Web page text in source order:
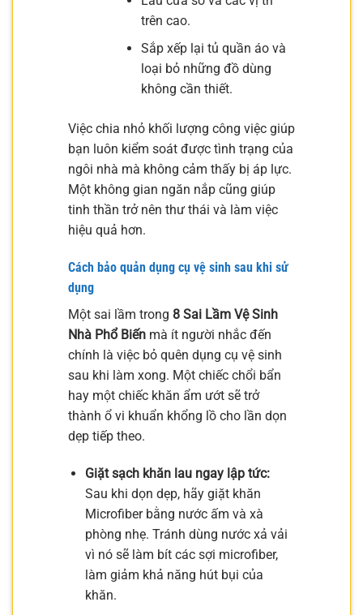
trên cao.
Sắp xếp lại tủ quần áo và
loại bỏ những đồ dùng
không cần thiết.
Việc chia nhỏ khối lượng công việc giúp
bạn luôn kiểm soát được tình trạng của
ngôi nhà mà không cảm thấy bị áp lực.
Một không gian ngăn nắp cũng giúp
tinh thần trở nên thư thái và làm việc
hiệu quả hơn.
Cách bảo quản dụng cụ vệ sinh sau khi sử
dụng
Một sai lầm trong 8 Sai Lầm Vệ Sinh
Nhà Phổ Biến mà ít người nhắc đến
chính là việc bỏ quên dụng cụ vệ sinh
sau khi làm xong. Một chiếc chổi bẩn
hay một chiếc khăn ẩm ướt sẽ trở
thành ổ vi khuẩn khổng lồ cho lần dọn
dẹp tiếp theo.
Giặt sạch khăn lau ngay lập tức:
Sau khi dọn dẹp, hãy giặt khăn
Microfiber bằng nước ấm và xà
phòng nhẹ. Tránh dùng nước xả vải
vì nó sẽ làm bít các sợi microfiber,
làm giảm khả năng hút bụi của
khăn.